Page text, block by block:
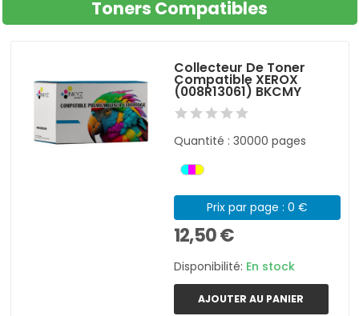
Toners Compatibles
Collecteur De Toner
Compatible XEROX
(008R13061) BKCMY
Quantité : 30000 pages
Prix par page : 0 €
12,50 €
Disponibilité: En stock
AJOUTER AU PANIER